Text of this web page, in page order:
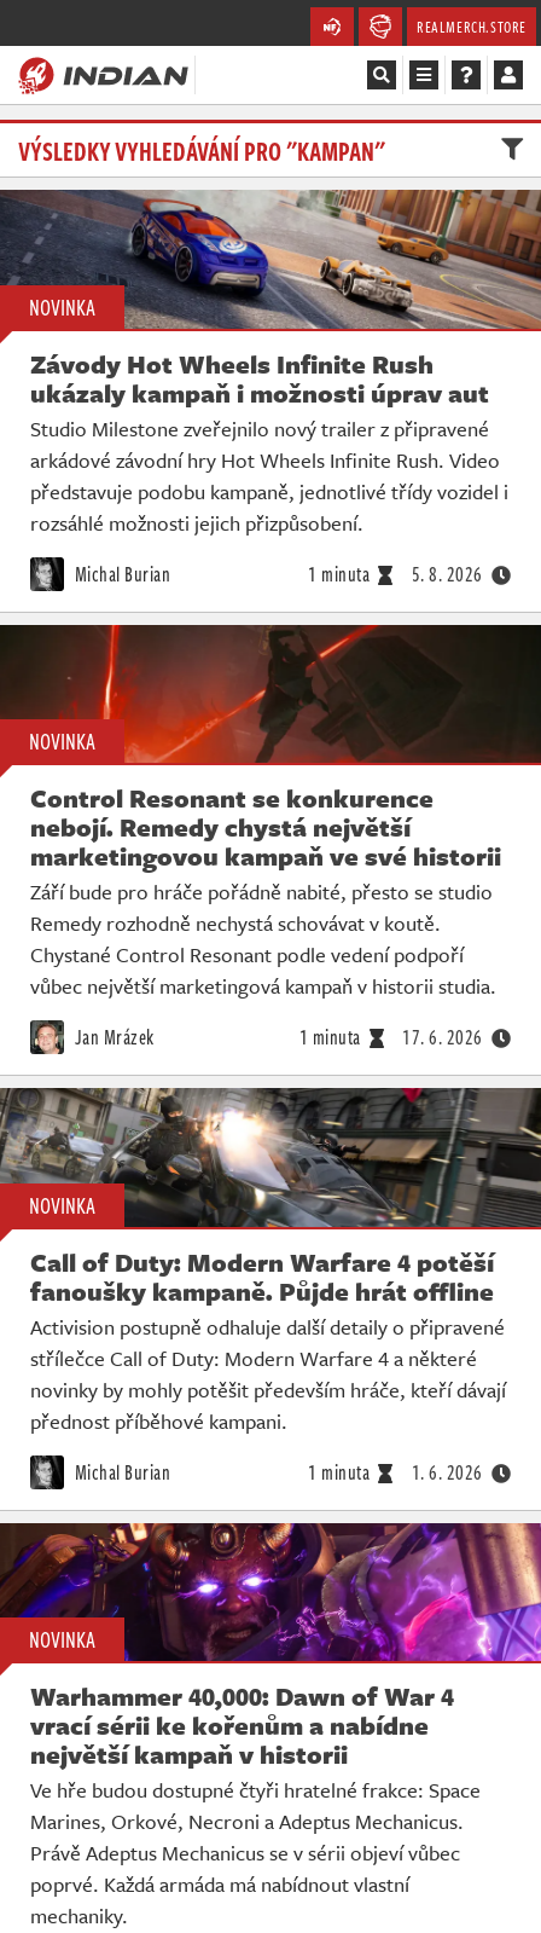
REALMERCH.STORE
Magazín
Recenze
Videa
Soutěže
Databáze
Komunita
Redakce
Živě
VÝSLEDKY VYHLEDÁVÁNÍ PRO "KAMPAN"
NOVINKA
Závody Hot Wheels Infinite Rush
ukázaly kampaň i možnosti úprav aut
Studio Milestone zveřejnilo nový trailer z připravené
arkádové závodní hry Hot Wheels Infinite Rush. Video
představuje podobu kampaně, jednotlivé třídy vozidel i
rozsáhlé možnosti jejich přizpůsobení.
Michal Burian 1 minuta 5. 8. 2026
NOVINKA
Control Resonant se konkurence
nebojí. Remedy chystá největší
marketingovou kampaň ve své historii
Září bude pro hráče pořádně nabité, přesto se studio
Remedy rozhodně nechystá schovávat v koutě.
Chystané Control Resonant podle vedení podpoří
vůbec největší marketingová kampaň v historii studia.
Jan Mrázek 1 minuta 17. 6. 2026
NOVINKA
Call of Duty: Modern Warfare 4 potěší
fanoušky kampaně. Půjde hrát offline
Activision postupně odhaluje další detaily o připravené
střílečce Call of Duty: Modern Warfare 4 a některé
novinky by mohly potěšit především hráče, kteří dávají
přednost příběhové kampani.
Michal Burian 1 minuta 1. 6. 2026
NOVINKA
Warhammer 40,000: Dawn of War 4
vrací sérii ke kořenům a nabídne
největší kampaň v historii
Ve hře budou dostupné čtyři hratelné frakce: Space
Marines, Orkové, Necroni a Adeptus Mechanicus.
Právě Adeptus Mechanicus se v sérii objeví vůbec
poprvé. Každá armáda má nabídnout vlastní
mechaniky.